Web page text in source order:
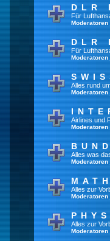
DLR
Für
Moderatoren
DLR
Für
Moderatoren
Alles rund
Moderatoren
Airlines und
Moderatoren
Alles was
Moderatoren
Alles zur
Moderatoren
Alles zur
Moderatoren